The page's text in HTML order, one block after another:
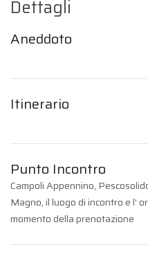
Dettagli
Aneddoto
Itinerario
Punto Incontro
Campoli Appennino,
Magno, il luogo di incontro e l'
momento della prenotazione